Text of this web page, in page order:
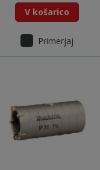
V košarico
Primerjaj